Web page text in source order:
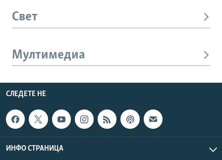
Свет
Мултимедиа
СЛЕДЕТЕ НЕ
ИНФО СТРАНИЦА